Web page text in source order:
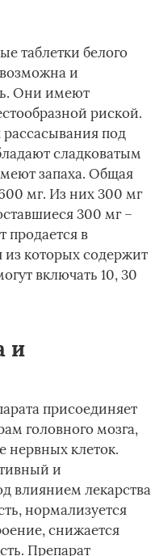
таблетки белого
возможна и
Они имеют
риской.
под
сладковатым
запаха. Общая
мг. Из них 300 мг
300 мг –
продается в
из которых содержит
включать 10, 30
и
присоединяет
головного мозга,
клеток.
и
влиянием лекарства
нормализуется
снижается
Препарат